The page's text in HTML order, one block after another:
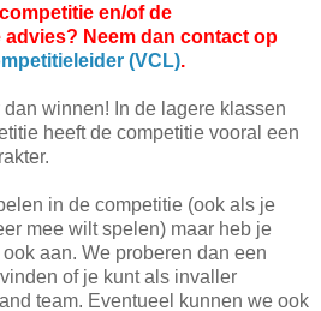
en/of de
Neem dan contact op
(VCL).
winnen! In de lagere klassen
heeft de competitie vooral een
in de competitie (ook als je
mee wilt spelen) maar heb je
aan. We proberen dan een
of je kunt als invaller
team. Eventueel kunnen we ook